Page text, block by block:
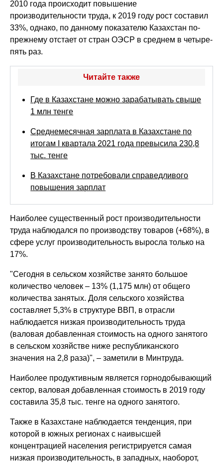
2010 года происходит повышение
производительности труда, к 2019 году рост составил
33%, однако, по данному показателю Казахстан по-
прежнему отстает от стран ОЭСР в среднем в четыре-
пять раз.
Читайте также
Где в Казахстане можно зарабатывать свыше
1 млн тенге
Среднемесячная зарплата в Казахстане по
итогам I квартала 2021 года превысила 230,8
тыс. тенге
В Казахстане потребовали справедливого
повышения зарплат
Наиболее существенный рост производительности
труда наблюдался по производству товаров (+68%), в
сфере услуг производительность выросла только на
17%.
"Сегодня в сельском хозяйстве занято большое
количество человек – 13% (1,175 млн) от общего
количества занятых. Доля сельского хозяйства
составляет 5,3% в структуре ВВП, в отрасли
наблюдается низкая производительность труда
(валовая добавленная стоимость на одного занятого
в сельском хозяйстве ниже республиканского
значения на 2,8 раза)", – заметили в Минтруда.
Наиболее продуктивным является горнодобывающий
сектор, валовая добавленная стоимость в 2019 году
составила 35,8 тыс. тенге на одного занятого.
Также в Казахстане наблюдается тенденция, при
которой в южных регионах с наивысшей
концентрацией населения регистрируется самая
низкая производительность, в западных, наоборот,